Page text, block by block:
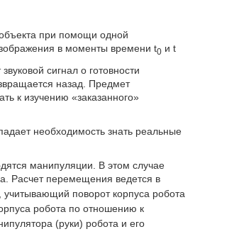
при помощи одной
в моменты времени t0и t
сигнал о готовности
назад. Предмет
к изучению «заказанного»
необходимость знать реальные
манипуляции. В этом случае
Расчет перемещения ведется в
учитывающий поворот корпуса робота
робота по отношению к
(руки) робота и его